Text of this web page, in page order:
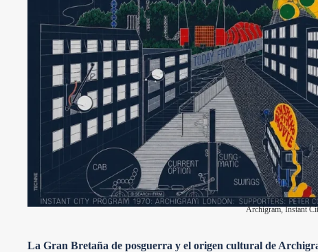
Archigram, Instant
La Gran Bretaña de posguerra y el origen cultural de